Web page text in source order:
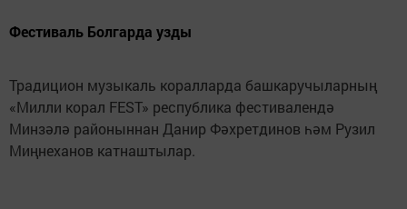
Фестиваль Болгарда узды
Традицион музыкаль коралларда башкаручыларның
«Милли корал FEST» республика фестивалендә
Минзәлә районыннан Данир Фәхретдинов һәм Рузил
Миңнеханов катнаштылар.